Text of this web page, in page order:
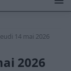
14 mai 2026
2026